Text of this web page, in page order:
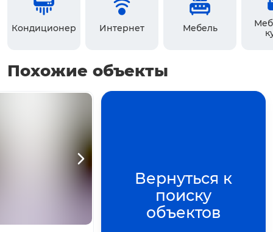
Кондиционер Интернет Мебель
Похожие объекты
Вернуться к
поиску
объектов